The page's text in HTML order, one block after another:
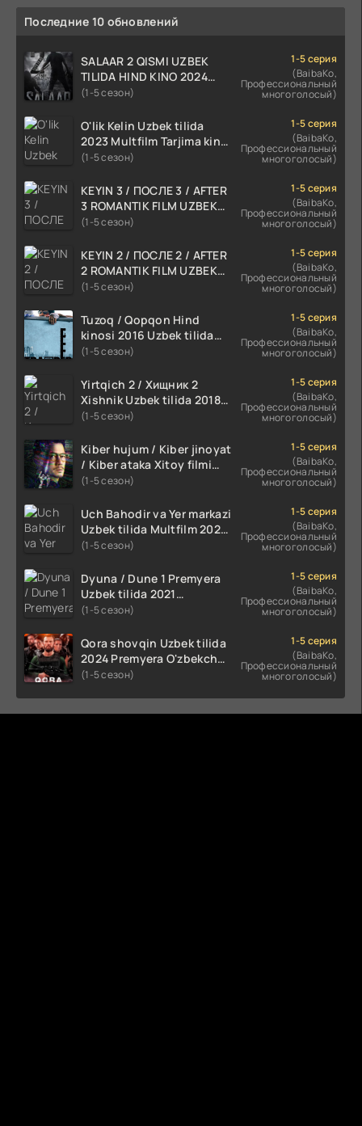
Последние 10 обновлений
SALAAR 2 QISMI UZBEK
TILIDA HIND KINO 2024
TARJIMA 720p HD Skachat
(1-5 сезон)
1-5 серия
(BaibaKo,
Профессиональный
многоголосый)
O'lik Kelin Uzbek tilida
2023 Multfilm Tarjima kino
skachat
(1-5 сезон)
1-5 серия
(BaibaKo,
Профессиональный
многоголосый)
KEYIN 3 / ПОСЛЕ 3 / AFTER
3 ROMANTIK FILM UZBEK
TILIDA 2021 TARJIMA FILM
(1-5 сезон)
1-5 серия
(BaibaKo,
Профессиональный
многоголосый)
KEYIN 2 / ПОСЛЕ 2 / AFTER
2 ROMANTIK FILM UZBEK
TILIDA 2020 TARJIMA FILM
(1-5 сезон)
1-5 серия
(BaibaKo,
Профессиональный
многоголосый)
Tuzoq / Qopqon Hind
kinosi 2016 Uzbek tilida
tarjima film HD
(1-5 сезон)
1-5 серия
(BaibaKo,
Профессиональный
многоголосый)
Yirtqich 2 / Хищник 2
Xishnik Uzbek tilida 2018-
2024 O'zbekcha tarjima
(1-5 сезон)
1-5 серия
(BaibaKo,
Профессиональный
многоголосый)
Kiber hujum / Kiber jinoyat
/ Kiber ataka Xitoy filmi
Uzbek tilida O'zbekcha
HD skachat
(1-5 сезон)
1-5 серия
(BaibaKo,
Профессиональный
многоголосый)
Uch Bahodir va Yer markazi
Uzbek tilida Multfilm 2025
tarjima HD skachat
(1-5 сезон)
1-5 серия
(BaibaKo,
Профессиональный
многоголосый)
Dyuna / Dune 1 Premyera
Uzbek tilida 2021
O'zbekcha tarjima kino HD
(1-5 сезон)
1-5 серия
(BaibaKo,
Профессиональный
многоголосый)
Qora shovqin Uzbek tilida
2024 Premyera O'zbekcha
tarjima kino HD skachat
(1-5 сезон)
1-5 серия
(BaibaKo,
Профессиональный
многоголосый)